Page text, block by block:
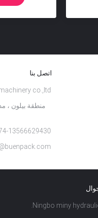
اتصل بنا
co.,ltd.
منطقة بيلون ،
13566629430